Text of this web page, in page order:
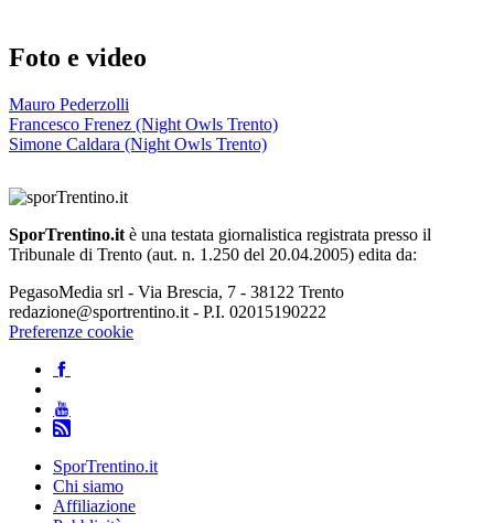
Foto e video
Mauro Pederzolli
Francesco Frenez (Night Owls Trento)
Simone Caldara (Night Owls Trento)
SporTrentino.it è una testata giornalistica registrata presso il
Tribunale di Trento (aut. n. 1.250 del 20.04.2005) edita da:
PegasoMedia srl - Via Brescia, 7 - 38122 Trento
redazione@sportrentino.it - P.I. 02015190222
Preferenze cookie
SporTrentino.it
Chi siamo
Affiliazione